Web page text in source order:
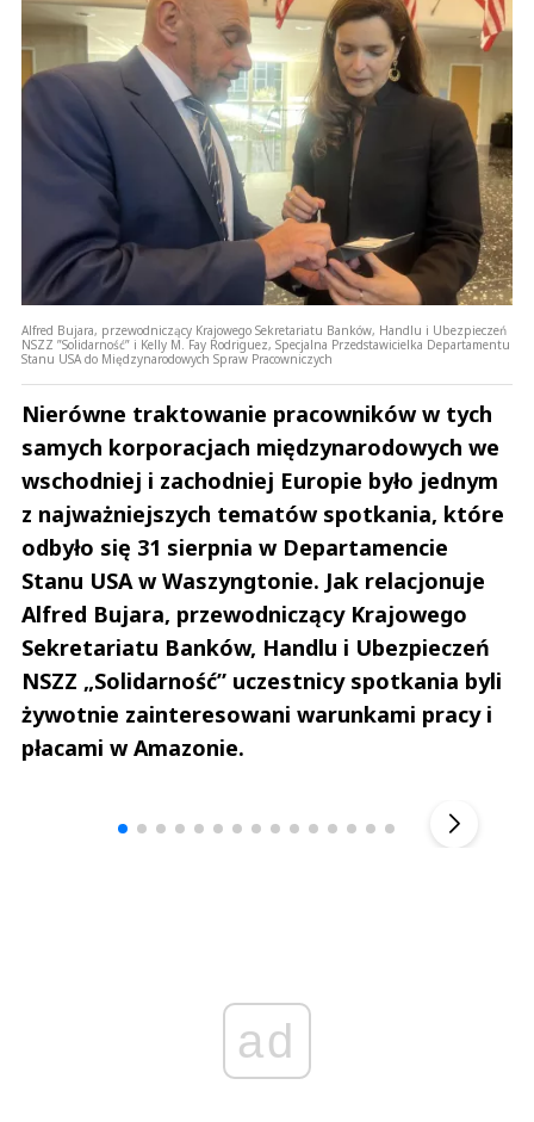
Alfred Bujara, przewodniczący Krajowego Sekretariatu Banków, Handlu i Ubezpieczeń
NSZZ ”Solidarność” i Kelly M. Fay Rodriguez, Specjalna Przedstawicielka Departamentu
Stanu USA do Międzynarodowych Spraw Pracowniczych
Nierówne traktowanie pracowników w tych
samych korporacjach międzynarodowych we
wschodniej i zachodniej Europie było jednym
z najważniejszych tematów spotkania, które
odbyło się 31 sierpnia w Departamencie
Stanu USA w Waszyngtonie. Jak relacjonuje
Alfred Bujara, przewodniczący Krajowego
Sekretariatu Banków, Handlu i Ubezpieczeń
NSZZ „Solidarność” uczestnicy spotkania byli
żywotnie zainteresowani warunkami pracy i
płacami w Amazonie.
ad